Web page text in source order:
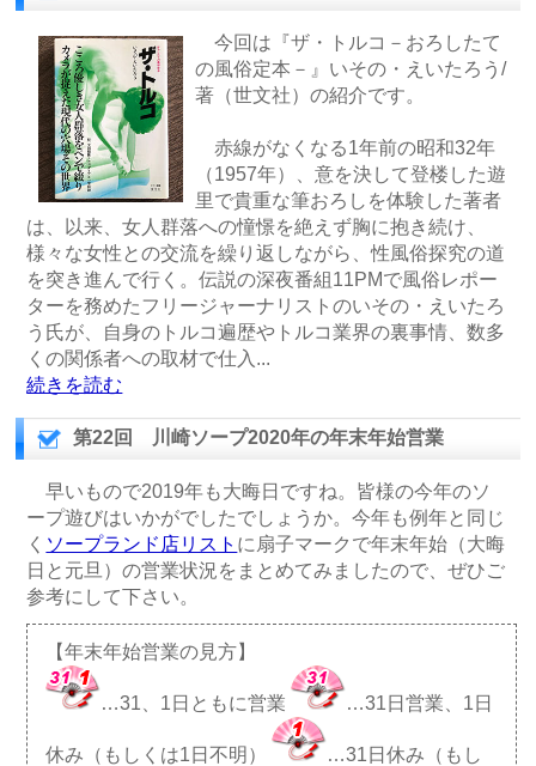
今回は『ザ・トルコ－おろしたて
の風俗定本－』いその・えいたろう/
著（世文社）の紹介です。
赤線がなくなる1年前の昭和32年
（1957年）、意を決して登楼した遊
里で貴重な筆おろしを体験した著者
は、以来、女人群落への憧憬を絶えず胸に抱き続け、
様々な女性との交流を繰り返しながら、性風俗探究の道
を突き進んで行く。伝説の深夜番組11PMで風俗レポー
ターを務めたフリージャーナリストのいその・えいたろ
う氏が、自身のトルコ遍歴やトルコ業界の裏事情、数多
くの関係者への取材で仕入 ...
続きを読む
第22回 川崎ソープ2020年の年末年始営業
早いもので2019年も大晦日ですね。皆様の今年のソ
ープ遊びはいかがでしたでしょうか。今年も例年と同じ
く ソープランド店リスト に扇子マークで年末年始（大晦
日と元旦）の営業状況をまとめてみましたので、ぜひご
参考にして下さい。
【年末年始営業の見方】
…31、1日ともに営業 …31日営業、1日
休み（もしくは1日不明） …31日休み（もし